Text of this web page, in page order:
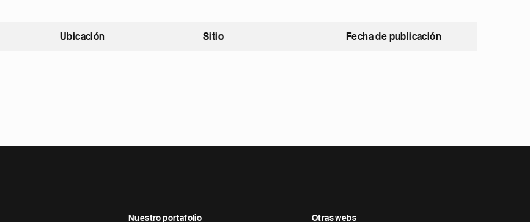
Ubicación Sitio Fecha de publicación
Nuestro portafolio Otras webs